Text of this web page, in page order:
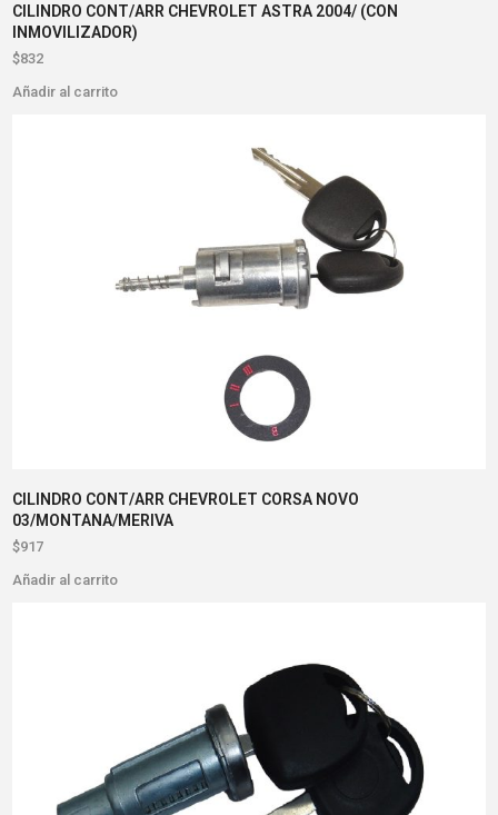
CILINDRO CONT/ARR CHEVROLET ASTRA 2004/ (CON
INMOVILIZADOR)
$832
Añadir al carrito
CILINDRO CONT/ARR CHEVROLET CORSA NOVO
03/MONTANA/MERIVA
$917
Añadir al carrito